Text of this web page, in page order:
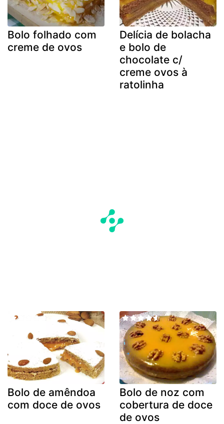
Bolo folhado com
creme de ovos
Delícia de bolacha
e bolo de
chocolate c/
creme ovos à
ratolinha
Bolo de amêndoa
com doce de ovos
Bolo de noz com
cobertura de doce
de ovos